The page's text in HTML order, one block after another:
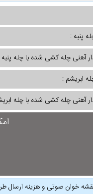
پنبه :
آهنی چله کشی شده با چله
ابریشم :
آهنی چله کشی شده با چله
خوان صوتی و هزینه ارسال